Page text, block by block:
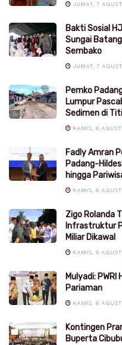
JUMAT, 7
Bakti Sosial
Sungai
Sembako
JUMAT, 7
Pemko
Lumpur
Sedimen di
KAMIS, 6
Fadly Amran
Padang-
hingga
KAMIS, 6
Zigo Rolanda
Infrastruktur
Miliar Dikawal
KAMIS, 6
Mulyadi:
Pariaman
KAMIS, 6
Kontingen
Buperta